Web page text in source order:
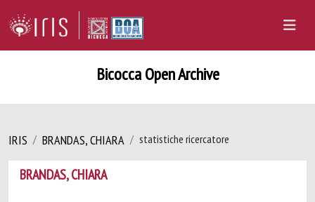
Bicocca Open Archive
IRIS BRANDAS, CHIARA statistiche ricercatore
BRANDAS, CHIARA